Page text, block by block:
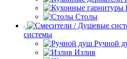
Столы
системы
Ручной
Излив